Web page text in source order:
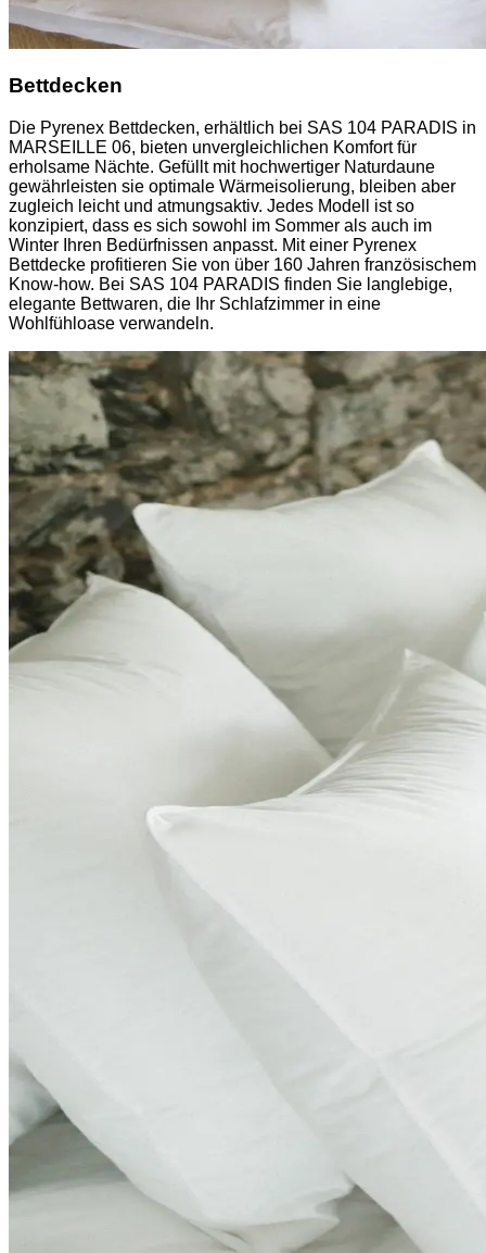
Bettdecken
Die Pyrenex Bettdecken, erhältlich bei SAS 104 PARADIS in
MARSEILLE 06, bieten unvergleichlichen Komfort für
erholsame Nächte. Gefüllt mit hochwertiger Naturdaune
gewährleisten sie optimale Wärmeisolierung, bleiben aber
zugleich leicht und atmungsaktiv. Jedes Modell ist so
konzipiert, dass es sich sowohl im Sommer als auch im
Winter Ihren Bedürfnissen anpasst. Mit einer Pyrenex
Bettdecke profitieren Sie von über 160 Jahren französischem
Know-how. Bei SAS 104 PARADIS finden Sie langlebige,
elegante Bettwaren, die Ihr Schlafzimmer in eine
Wohlfühloase verwandeln.